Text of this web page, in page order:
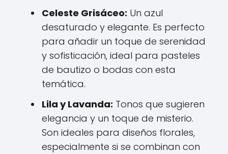
Celeste Grisáceo: Un azul
desaturado y elegante. Es perfecto
para añadir un toque de serenidad
y sofisticación, ideal para pasteles
de bautizo o bodas con esta
temática.
Lila y Lavanda: Tonos que sugieren
elegancia y un toque de misterio.
Son ideales para diseños florales,
especialmente si se combinan con